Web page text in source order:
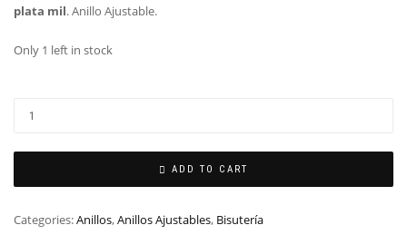
plata mil. Anillo Ajustable.
Only 1 left in stock
ADD TO CART
Categories:Anillos,Anillos Ajustables, Bisutería